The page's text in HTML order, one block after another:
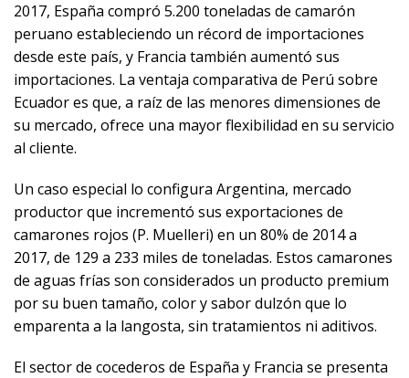
2017, España compró 5.200 toneladas de camarón
peruano estableciendo un récord de importaciones
desde este país, y Francia también aumentó sus
importaciones. La ventaja comparativa de Perú sobre
Ecuador es que, a raíz de las menores dimensiones de
su mercado, ofrece una mayor flexibilidad en su servicio
al cliente.
Un caso especial lo configura Argentina, mercado
productor que incrementó sus exportaciones de
camarones rojos (P. Muelleri) en un 80% de 2014 a
2017, de 129 a 233 miles de toneladas. Estos camarones
de aguas frías son considerados un producto premium
por su buen tamaño, color y sabor dulzón que lo
emparenta a la langosta, sin tratamientos ni aditivos.
El sector de cocederos de España y Francia se presenta